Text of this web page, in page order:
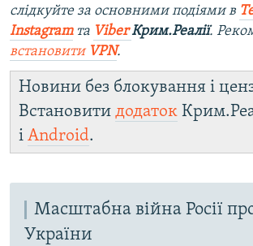
слідкуйте за основними подіями в
Instagramта ViberКрим.Реалії.
встановити VPN.
Новини без блокування і
Встановити додаток
і Android.
Масштабна війна Росії
України